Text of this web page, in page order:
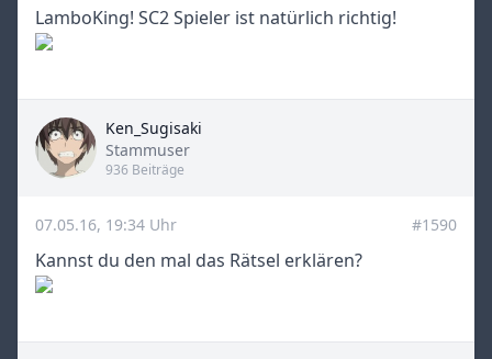
LamboKing! SC2 Spieler ist natürlich richtig!
Ken_Sugisaki
Title
Stammuser
936 Beiträge
07.05.16, 19:34 Uhr #1590
Kannst du den mal das Rätsel erklären?